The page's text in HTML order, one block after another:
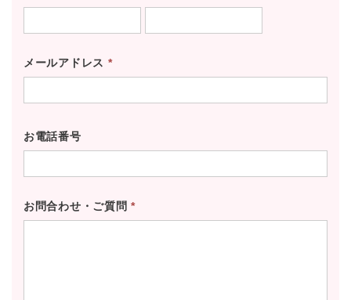
メールアドレス *
お電話番号
お問合わせ・ご質問 *